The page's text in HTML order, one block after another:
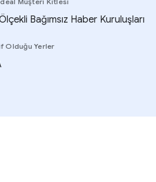
Bağımsız Haber Kuruluşları
Olduğu Yerler